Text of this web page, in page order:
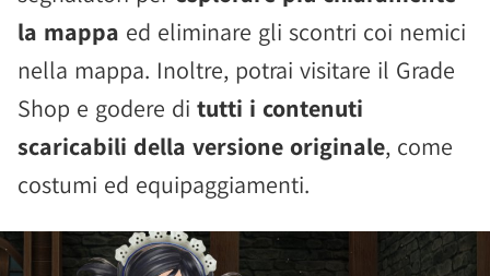
la mappa ed eliminare gli scontri coi nemici
nella mappa. Inoltre, potrai visitare il Grade
Shop e godere di tutti i contenuti
scaricabili della versione originale, come
costumi ed equipaggiamenti.